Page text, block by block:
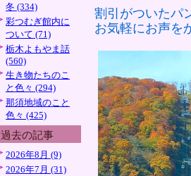
冬 (334)
彩つむぎ館内に
ついて (71)
栃木よもやま話
(560)
生き物たちのこ
と色々 (294)
那須地域のこと
色々 (425)
過去の記事
2026年8月 (9)
2026年7月 (31)
割引がついたパ
お気軽にお声を